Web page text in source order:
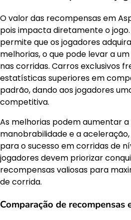
O valor das recompensas em
pois impacta diretamente o
permite que os jogadores
melhorias, o que pode levar a
nas corridas. Carros exclusivos
estatísticas superiores em
padrão, dando aos jogadores
competitiva.
As melhorias podem aumentar a
manobrabilidade e a
para o sucesso em corridas de
jogadores devem priorizar
recompensas valiosas para
de corrida.
Comparação de recompensas